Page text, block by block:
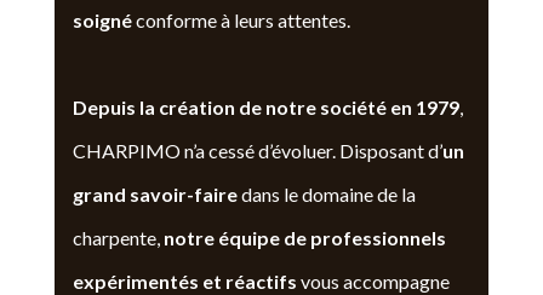
soignéconforme à leurs attentes.
Depuis la création de notre société en 1979,
CHARPIMO n’a cessé d’évoluer. Disposant d’un
grand savoir-fairedans le domaine de la
charpente, notre équipe de professionnels
expérimentés et réactifs vous accompagne